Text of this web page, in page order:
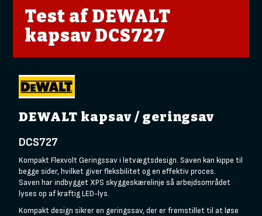
Test af DEWALT
kapsav DCS727
DEWALT kapsav / geringsav
DCS727
Kompakt Flexvolt Geringssav i letvægtsdesign. Saven kan kippe til
begge sider, hvilket giver fleksbilitet og en effektiv proces.
Saven har indbygget XPS skyggeskærelinje så arbejdsområdet
lyses op af kraftig LED-lys.
Kompakt design sikrer en geringssav, der er fremstillet til at løse